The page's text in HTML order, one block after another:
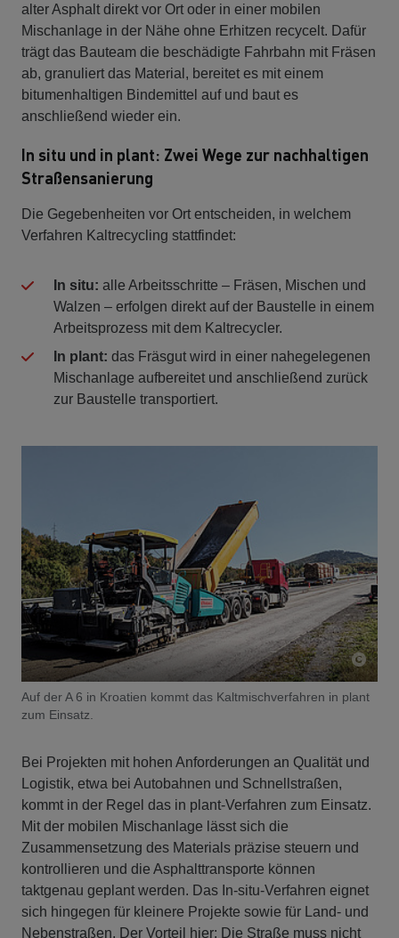
alter Asphalt direkt vor Ort oder in einer mobilen
Mischanlage in der Nähe ohne Erhitzen recycelt. Dafür
trägt das Bauteam die beschädigte Fahrbahn mit Fräsen
ab, granuliert das Material, bereitet es mit einem
bitumenhaltigen Bindemittel auf und baut es
anschließend wieder ein.
In situ und in plant: Zwei Wege zur nachhaltigen
Straßensanierung
Die Gegebenheiten vor Ort entscheiden, in welchem
Verfahren Kaltrecycling stattfindet:
In situ: alle Arbeitsschritte – Fräsen, Mischen und
Walzen – erfolgen direkt auf der Baustelle in einem
Arbeitsprozess mit dem Kaltrecycler.
In plant: das Fräsgut wird in einer nahegelegenen
Mischanlage aufbereitet und anschließend zurück
zur Baustelle transportiert.
Auf der A 6 in Kroatien kommt das Kaltmischverfahren in plant
zum Einsatz.
Bei Projekten mit hohen Anforderungen an Qualität und
Logistik, etwa bei Autobahnen und Schnellstraßen,
kommt in der Regel das in plant-Verfahren zum Einsatz.
Mit der mobilen Mischanlage lässt sich die
Zusammensetzung des Materials präzise steuern und
kontrollieren und die Asphalttransporte können
taktgenau geplant werden. Das In-situ-Verfahren eignet
sich hingegen für kleinere Projekte sowie für Land- und
Nebenstraßen. Der Vorteil hier: Die Straße muss nicht